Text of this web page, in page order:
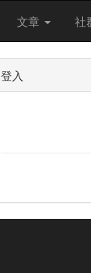
文章 社
登入